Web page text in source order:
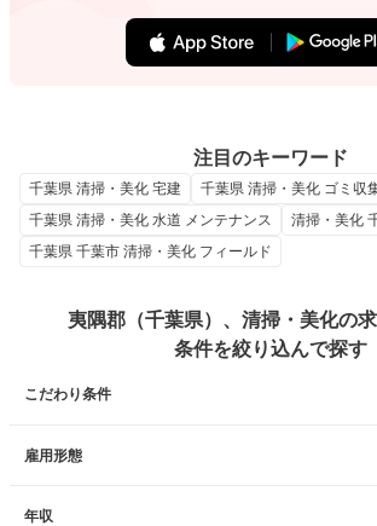
注目のキーワード
千葉県 清掃・美化 宅建
千葉県 清掃・美化 ゴミ収
千葉県 清掃・美化 水道 メンテナンス
清掃・美化
千葉県 千葉市 清掃・美化 フィールド
夷隅郡（千葉県）、清掃・美化の
条件を絞り込んで探す
こだわり条件
雇用形態
年収